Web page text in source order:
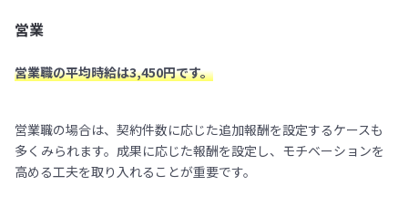
営業
営業職の平均時給は3,450円です。
営業職の場合は、契約件数に応じた追加報酬を設定するケースも
多くみられます。成果に応じた報酬を設定し、モチベーションを
高める工夫を取り入れることが重要です。